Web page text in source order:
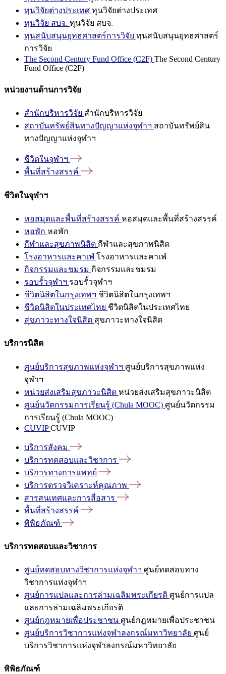
ทุนวิจัยต่างประเทศ ทุนวิจัยต่างประเทศ
ทุนวิจัย สบจ. ทุนวิจัย สบจ.
ทุนสนับสนุนยุทธศาสตร์การวิจัย ทุนสนับสนุนยุทธศาสตร์
การวิจัย
The Second Century Fund Office (C2F) The Second Century
Fund Office (C2F)
หน่วยงานด้านการวิจัย
สำนักบริหารวิจัย สำนักบริหารวิจัย
สถาบันทรัพย์สินทางปัญญาแห่งจุฬาฯ สถาบันทรัพย์สิน
ทางปัญญาแห่งจุฬาฯ
ชีวิตในจุฬาฯ
พื้นที่สร้างสรรค์
ชีวิตในจุฬาฯ
หอสมุดและพื้นที่สร้างสรรค์ หอสมุดและพื้นที่สร้างสรรค์
หอพัก หอพัก
กีฬาและสุขภาพนิสิต กีฬาและสุขภาพนิสิต
โรงอาหารและคาเฟ่ โรงอาหารและคาเฟ่
กิจกรรมและชมรม กิจกรรมและชมรม
รอบรั้วจุฬาฯ รอบรั้วจุฬาฯ
ชีวิตนิสิตในกรุงเทพฯ ชีวิตนิสิตในกรุงเทพฯ
ชีวิตนิสิตในประเทศไทย ชีวิตนิสิตในประเทศไทย
สุขภาวะทางใจนิสิต สุขภาวะทางใจนิสิต
บริการนิสิต
ศูนย์บริการสุขภาพแห่งจุฬาฯ ศูนย์บริการสุขภาพแห่ง
จุฬาฯ
หน่วยส่งเสริมสุขภาวะนิสิต หน่วยส่งเสริมสุขภาวะนิสิต
ศูนย์นวัตกรรมการเรียนรู้ (Chula MOOC) ศูนย์นวัตกรรม
การเรียนรู้ (Chula MOOC)
CUVIPCUVIP
บริการสังคม
บริการทดสอบและวิชาการ
บริการทางการแพทย์
บริการตรวจวิเคราะห์คุณภาพ
สารสนเทศและการสื่อสาร
พื้นที่สร้างสรรค์
พิพิธภัณฑ์
บริการทดสอบและวิชาการ
ศูนย์ทดสอบทางวิชาการแห่งจุฬาฯ ศูนย์ทดสอบทาง
วิชาการแห่งจุฬาฯ
ศูนย์การแปลและการล่ามเฉลิมพระเกียรติ ศูนย์การแปล
และการล่ามเฉลิมพระเกียรติ
ศูนย์กฎหมายเพื่อประชาชน ศูนย์กฎหมายเพื่อประชาชน
ศูนย์บริการวิชาการแห่งจุฬาลงกรณ์มหาวิทยาลัย ศูนย์
บริการวิชาการแห่งจุฬาลงกรณ์มหาวิทยาลัย
พิพิธภัณฑ์